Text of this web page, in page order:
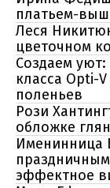
платьем-
Леся
цветочном
Создаем
класса Opti-
поленьев
Рози
обложке
Именинница
эффектное